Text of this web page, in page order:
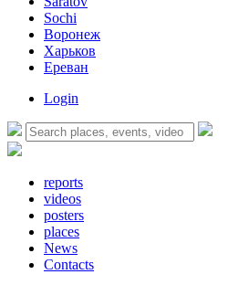
Sochi
Воронеж
Харьков
Ереван
Login
reports
videos
posters
places
News
Contacts